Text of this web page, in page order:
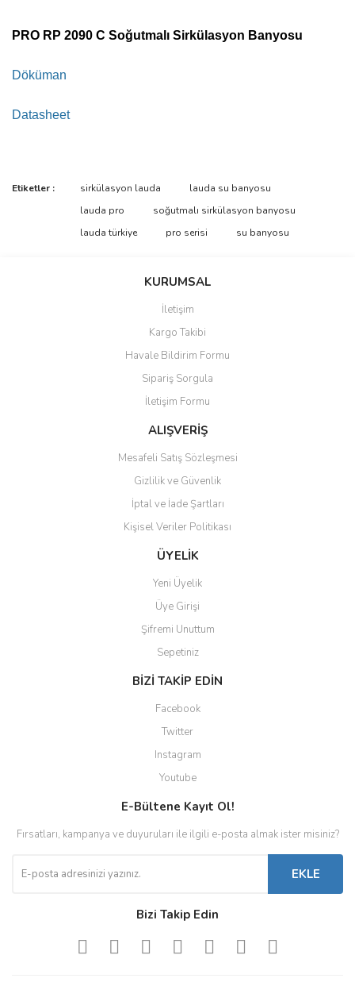
PRO RP 2090 C Soğutmalı Sirkülasyon Banyosu
Döküman
Datasheet
Bu ürüne ilk yorumu siz yapın!
Bu ürünün fiyat bilgisi, resim, ürün açıklamalarında ve diğer
tarafımıza iletebilirsiniz.
Görüş ve önerileriniz için teşekkür ederiz.
Ürün bilgilerinde hatalar bulunuyor.
Ürün fiyatı diğer sitelerden daha pahalı.
Bu ürüne benzer farklı alternatifler olmalı.
Gönder
Etiketler : sirkülasyon lauda
lauda su banyosu
lauda pro
soğutmalı sirkülasyon banyosu
lauda türkiye
pro serisi su banyosu
KURUMSAL
İletişim
Kargo Takibi
Havale Bildirim Formu
Sipariş Sorgula
İletişim Formu
ALIŞVERİŞ
Mesafeli Satış Sözleşmesi
Gizlilik ve Güvenlik
İptal ve İade Şartları
Kişisel Veriler Politikası
ÜYELİK
Yeni Üyelik
Üye Girişi
Şifremi Unuttum
Sepetiniz
BİZİ TAKİP EDİN
Facebook
Twitter
Instagram
Youtube
E-Bültene Kayıt Ol!
Fırsatları, kampanya ve duyuruları ile ilgili e-posta almak ister misiniz?
EKLE
Bizi Takip Edin